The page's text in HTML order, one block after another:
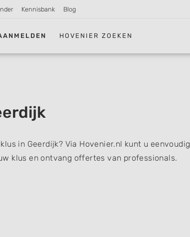
Kennisbank Blog
HOVENIER ZOEKEN
in Geerdijk? Via Hovenier.nl kunt u eenvoudig
klus en ontvang offertes van professionals.